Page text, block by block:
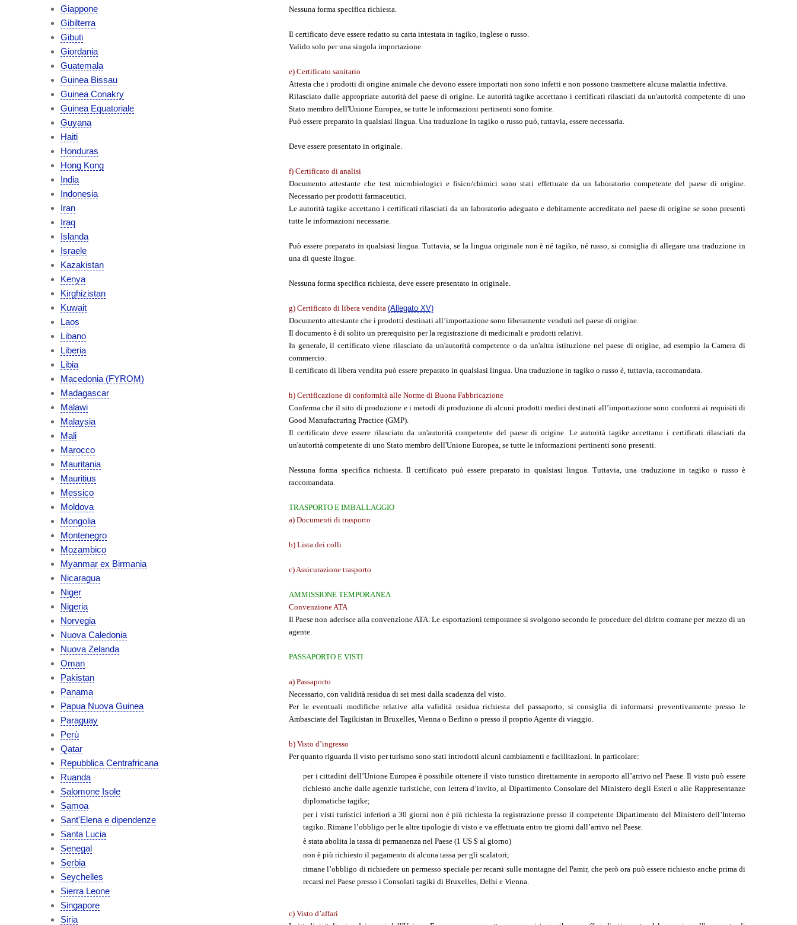
Giappone
Gibilterra
Gibuti
Giordania
Guatemala
Guinea Bissau
Guinea Conakry
Guinea Equatoriale
Guyana
Haiti
Honduras
Hong Kong
India
Indonesia
Iran
Iraq
Islanda
Israele
Kazakistan
Kenya
Kirghizistan
Kuwait
Laos
Libano
Liberia
Libia
Macedonia (FYROM)
Madagascar
Malawi
Malaysia
Mali
Marocco
Mauritania
Mauritius
Messico
Moldova
Mongolia
Montenegro
Mozambico
Myanmar ex Birmania
Nicaragua
Niger
Nigeria
Norvegia
Nuova Caledonia
Nuova Zelanda
Oman
Pakistan
Panama
Papua Nuova Guinea
Paraguay
Perù
Qatar
Repubblica Centrafricana
Ruanda
Salomone Isole
Samoa
Sant'Elena e dipendenze
Santa Lucia
Senegal
Serbia
Seychelles
Sierra Leone
Singapore
Siria
Nessuna forma specifica richiesta.
Il certificato deve essere redatto su carta intestata in tagiko, inglese o russo.
Valido solo per una singola importazione.
e) Certificato sanitario
Attesta che i prodotti di origine animale che devono essere importati non sono infetti e non possono trasmettere alcuna malattia infettiva.
Rilasciato dalle appropriate autorità del paese di origine. Le autorità tagike accettano i certificati rilasciati da un'autorità competente di uno
Stato membro dell'Unione Europea, se tutte le informazioni pertinenti sono fornite.
Può essere preparato in qualsiasi lingua. Una traduzione in tagiko o russo può, tuttavia, essere necessaria.
Deve essere presentato in originale.
f) Certificato di analisi
Documento attestante che test microbiologici e fisico/chimici sono stati effettuate da un laboratorio competente del paese di origine.
Necessario per prodotti farmaceutici.
Le autorità tagike accettano i certificati rilasciati da un laboratorio adeguato e debitamente accreditato nel paese di origine se sono presenti
tutte le informazioni necessarie.
Può essere preparato in qualsiasi lingua. Tuttavia, se la lingua originale non è né tagiko, né russo, si consiglia di allegare una traduzione in
una di queste lingue.
Nessuna forma specifica richiesta, deve essere presentato in originale.
g) Certificato di libera vendita (Allegato XV)
Documento attestante che i prodotti destinati all’importazione sono liberamente venduti nel paese di origine.
Il documento è di solito un prerequisito per la registrazione di medicinali e prodotti relativi.
In generale, il certificato viene rilasciato da un'autorità competente o da un'altra istituzione nel paese di origine, ad esempio la Camera di
commercio.
Il certificato di libera vendita può essere preparato in qualsiasi lingua. Una traduzione in tagiko o russo è, tuttavia, raccomandata.
h) Certificazione di conformità alle Norme di Buona Fabbricazione
Conferma che il sito di produzione e i metodi di produzione di alcuni prodotti medici destinati all’importazione sono conformi ai requisiti di
Good Manufacturing Practice (GMP).
Il certificato deve essere rilasciato da un'autorità competente del paese di origine. Le autorità tagike accettano i certificati rilasciati da
un'autorità competente di uno Stato membro dell'Unione Europea, se tutte le informazioni pertinenti sono presenti.
Nessuna forma specifica richiesta. Il certificato può essere preparato in qualsiasi lingua. Tuttavia, una traduzione in tagiko o russo è
raccomandata.
TRASPORTO E IMBALLAGGIO
a) Documenti di trasporto
b) Lista dei colli
c) Assicurazione trasporto
AMMISSIONE TEMPORANEA
Convenzione ATA
Il Paese non aderisce alla convenzione ATA. Le esportazioni temporanee si svolgono secondo le procedure del diritto comune per mezzo di un
agente.
PASSAPORTO E VISTI
a) Passaporto
Necessario, con validità residua di sei mesi dalla scadenza del visto.
Per le eventuali modifiche relative alla validità residua richiesta del passaporto, si consiglia di informarsi preventivamente presso le
Ambasciate del Tagikistan in Bruxelles, Vienna o Berlino o presso il proprio Agente di viaggio.
b) Visto d’ingresso
Per quanto riguarda il visto per turismo sono stati introdotti alcuni cambiamenti e facilitazioni. In particolare:
per i cittadini dell’Unione Europea è possibile ottenere il visto turistico direttamente in aeroporto all’arrivo nel Paese. Il visto può essere
richiesto anche dalle agenzie turistiche, con lettera d’invito, al Dipartimento Consolare del Ministero degli Esteri o alle Rappresentanze
diplomatiche tagike;
per i visti turistici inferiori a 30 giorni non è più richiesta la registrazione presso il competente Dipartimento del Ministero dell’Interno
tagiko. Rimane l’obbligo per le altre tipologie di visto e va effettuata entro tre giorni dall’arrivo nel Paese.
è stata abolita la tassa di permanenza nel Paese (1 US $ al giorno)
non è più richiesto il pagamento di alcuna tassa per gli scalatori;
rimane l’obbligo di richiedere un permesso speciale per recarsi sulle montagne del Pamir, che però ora può essere richiesto anche prima di
recarsi nel Paese presso i Consolati tagiki di Bruxelles, Delhi e Vienna.
c) Visto d’affari